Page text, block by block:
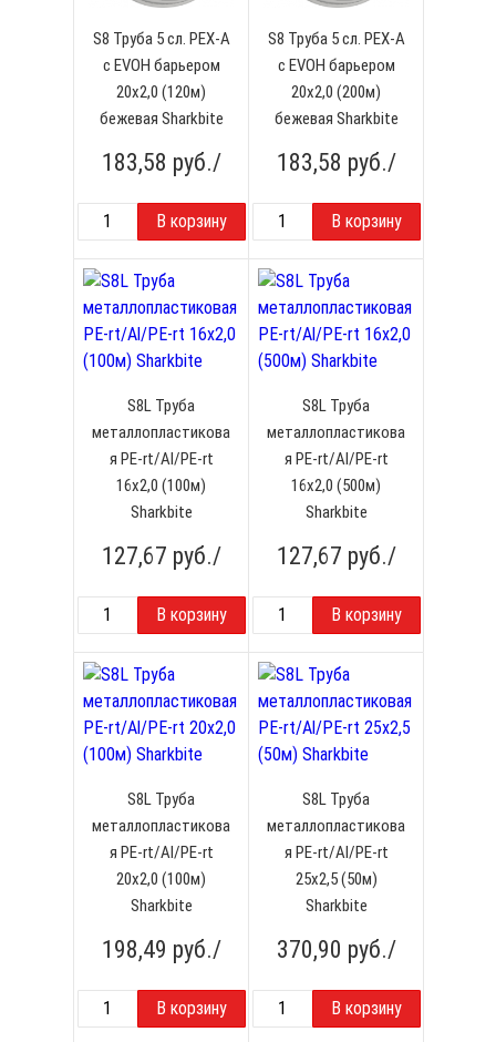
S8 Труба 5 сл. PEX-А
с EVOH барьером
20x2,0 (120м)
бежевая Sharkbite
183,58 руб./
S8 Труба 5 сл. PEX-А
с EVOH барьером
20x2,0 (200м)
бежевая Sharkbite
183,58 руб./
S8L Труба
металлопластикова
я PE-rt/Al/PE-rt
16x2,0 (100м)
Sharkbite
127,67 руб./
S8L Труба
металлопластикова
я PE-rt/Al/PE-rt
16x2,0 (500м)
Sharkbite
127,67 руб./
S8L Труба
металлопластикова
я PE-rt/Al/PE-rt
20x2,0 (100м)
Sharkbite
198,49 руб./
S8L Труба
металлопластикова
я PE-rt/Al/PE-rt
25x2,5 (50м)
Sharkbite
370,90 руб./